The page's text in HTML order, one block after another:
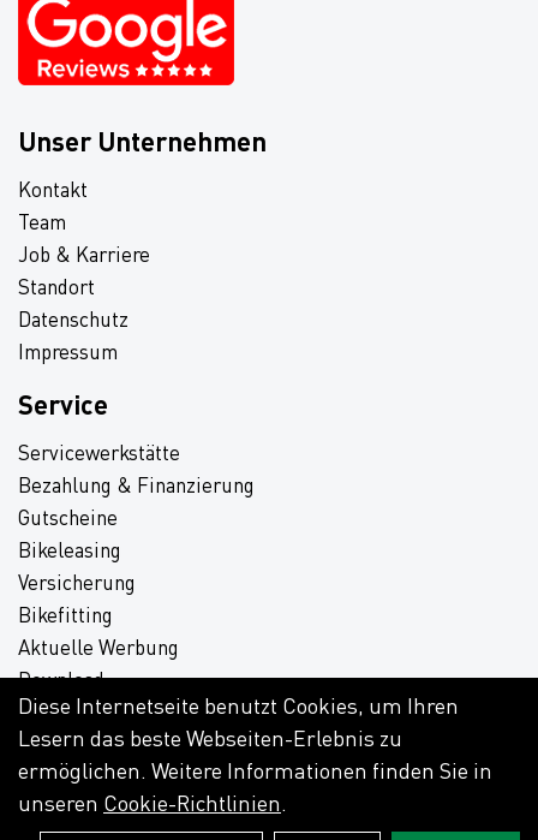
Unser Unternehmen
Kontakt
Team
Job & Karriere
Standort
Datenschutz
Impressum
Service
Servicewerkstätte
Bezahlung & Finanzierung
Gutscheine
Bikeleasing
Versicherung
Bikefitting
Aktuelle Werbung
Download
Diese Internetseite benutzt Cookies, um Ihren
Lesern das beste Webseiten-Erlebnis zu
ermöglichen. Weitere Informationen finden Sie in
unseren Cookie-Richtlinien.